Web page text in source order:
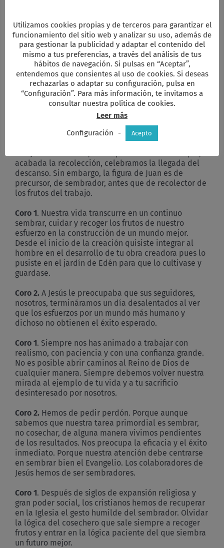
Canto 22. Id y enseñad pág. 3ª estrofa
Mesa.Sabemos, Señor, que debemos agradecerte
cada día el maravilloso milagro cotidiano de tu
creación.
Coro 1. Gracias, Padre, porque nos has creado y nos
sostienes, gracias por ser nuestro manantial
Señor, en la época de recoger la cosecha, te
damos gracias por la etapa que termina. Hoy, día de
acabada la recolección, celebramos la llegada del
descanso. Sin embargo, la figura de Juan es de
precursor, de sembrador, antes que de recolector de
los frutos del trabajo.
Coro 1. Nuestra vida transcurre en un continuo
sembrar, cuidar y recoger los frutos de nuestro
esfuerzo en la construcción de un mundo mejor.
Desde el inicio de la creación quisiste integrar al
hombre en el desarrollo de tu obra creadora pues lo
pusiste en el jardín de Edén para que lo cultivase y
guardase.
Coro 2. A Jesús le preocupaba que sus seguidores,
nosotros, termináramos un día desalentados al ver
que los esfuerzos por un mundo más humano y
dichoso no obtienen el éxito esperado.
Coro 1. Siempre nos has animado a trabajar con
realismo, con paciencia y con una confianza grande.
No es posible abrir caminos al Reino de Dios de
cualquier manera. Siempre debemos volver nuestra
mirada al ejemplo de tu vida y a tu sacrificio
desinteresado por nosotros.
Coro 2. Hemos de pedir perdón. Porque aunque
sabemos que nuestra tarea primordial es sembrar,
no cosechar, de alguna manera vivimos pendientes
de los resultados. Nos preocupa la eficacia y el éxito
inmediato. Porque nuestra atención debe centrarse
en sembrar bien el Evangelio. Los colaboradores de
Jesús hemos de ser sembradores.
Coro 1. Después de siglos de expansión religiosa y
gran poder social, los cristianos hemos de recuperar
en la Iglesia el gesto humilde del sembrador. Olvidar
la lógica del cosechero que sale siempre a recoger
frutos y entrar en la lógica paciente del que siembra
un futuro mejor.
Utilizamos cookies propias y de terceros para garantizar el
funcionamiento del sitio web y analizar su uso, además de
para gestionar la publicidad y adaptar el contenido del
mismo a tus preferencias, a través del análisis de tus
hábitos de navegación. Si pulsas en “Aceptar”,
entendemos que consientes al uso de cookies. Si deseas
rechazarlas o adaptar su configuración, pulsa en
“Configuración”. Para más información, te invitamos a
consultar nuestra política de cookies.
Leer más
Configuración
- Acepto